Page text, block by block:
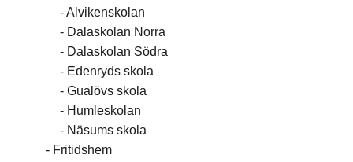
Alvikenskolan
Dalaskolan Norra
Dalaskolan Södra
Edenryds skola
Gualövs skola
Humleskolan
Näsums skola
Fritidshem